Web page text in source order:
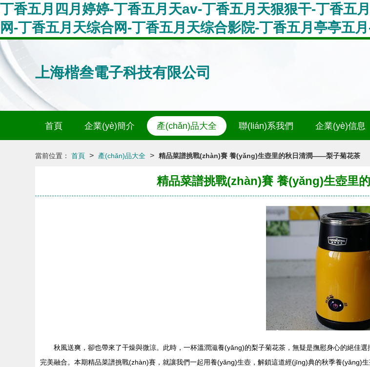
丁香五月四月婷婷-丁香五月天av-丁香五月天狠狠干-丁香五
网-丁香五月天综合网-丁香五月天综合影院-丁香五月亭亭五
上海楷叁電子科技有限公司
首頁 企業(yè)簡介 產(chǎn)品大全 聯(lián)系我們 企業(yè)信息
當前位置： 首頁 > 產(chǎn)品大全 > 精品菜譜挑戰(zhàn)賽 養(yǎng)生壺里的秋日清潤——梨子菊花茶
精品菜譜挑戰(zhàn)賽 養(yǎng)生壺里
秋風送爽，卻也帶來了干燥與微涼。此時，一杯溫潤滋養(yǎng)的梨子菊花茶，無疑是撫慰身心的絕佳
完美融合。本期精品菜譜挑戰(zhàn)賽，就讓我們一起用養(yǎng)生壺，解鎖這道經(jīng)典的秋季養(yǎng)生